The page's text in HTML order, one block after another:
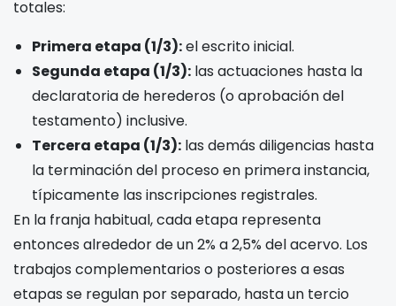
totales:
Primera etapa (1/3):el escrito inicial.
Segunda etapa (1/3): las actuaciones hasta la
declaratoria de herederos (o aprobación del
testamento) inclusive.
Tercera etapa (1/3): las demás diligencias hasta
la terminación del proceso en primera instancia,
típicamente las inscripciones registrales.
En la franja habitual, cada etapa representa
entonces alrededor de un 2% a 2,5% del acervo. Los
trabajos complementarios o posteriores a esas
etapas se regulan por separado, hasta un tercio